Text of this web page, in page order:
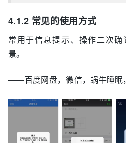
4.1.2 常见的使用方式
常用于信息提示、操作二次
景。
——百度网盘，微信，蜗牛睡眠